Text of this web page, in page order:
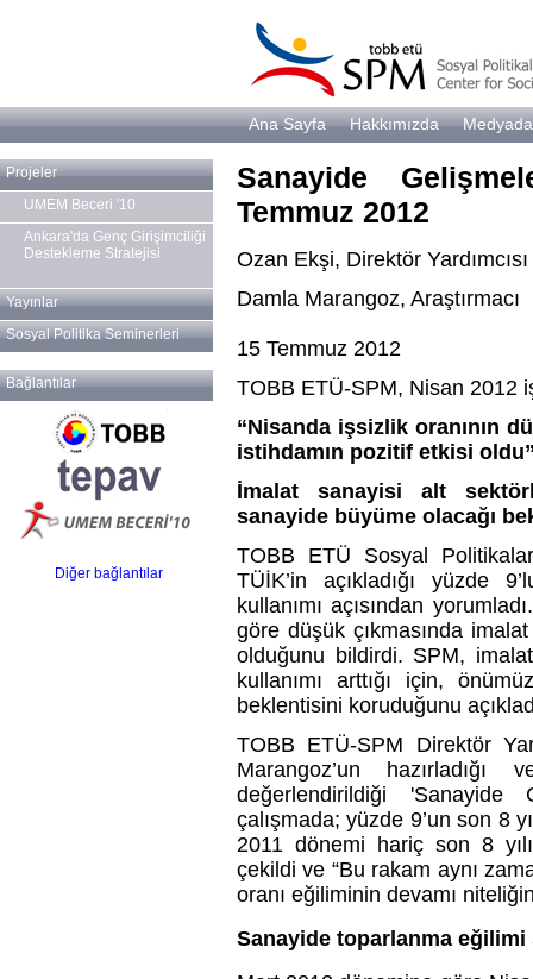
Ana Sayfa Hakkımızda Medyada
Projeler
UMEM Beceri '10
Ankara'da Genç Girişimciliği
Destekleme Stratejisi
Yayınlar
Sosyal Politika Seminerleri
Bağlantılar
Diğer bağlantılar
Sanayide
Temmuz 2012
Ozan Ekşi, Direktör Yardımcısı
Damla Marangoz, Araştırmacı
15 Temmuz 2012
TOBB ETÜ-SPM, Nisan 2012
“Nisanda işsizlik oranının
istihdamın pozitif etkisi
İmalat sanayisi alt
sanayide büyüme olacağı
TOBB ETÜ Sosyal
TÜİK’in açıkladığı yüzde
kullanımı açısından
göre düşük çıkmasında
olduğunu bildirdi. SPM,
kullanımı arttığı için,
beklentisini koruduğunu
TOBB ETÜ-SPM Direktör
Marangoz’un
değerlendirildiği
çalışmada; yüzde 9’un son 8
2011 dönemi hariç son 8
çekildi ve “Bu rakam aynı
oranı eğiliminin devamı
Sanayide toparlanma